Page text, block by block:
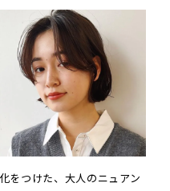
をつけた、大人のニュアン